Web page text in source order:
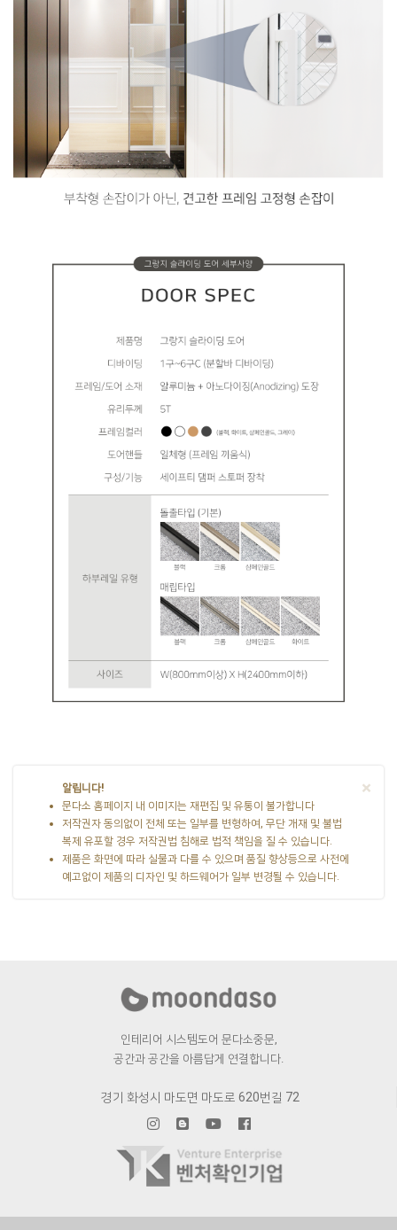
×
알립니다!
문다소 홈페이지 내 이미지는 재편집 및 유통이 불가합니다
저작권자 동의없이 전체 또는 일부를 변형하여, 무단 개재 및 불법
복제 유포할 경우 저작권법 침해로 법적 책임을 질 수 있습니다.
제품은 화면에 따라 실물과 다를 수 있으며 품질 향상등으로 사전에
예고없이 제품의 디자인 및 하드웨어가 일부 변경될 수 있습니다.
인테리어 시스템도어 문다소중문,
공간과 공간을 아름답게 연결합니다.
경기 화성시 마도면 마도로 620번길 72